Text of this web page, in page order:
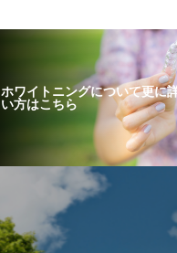
ホワイトニングについて更に
い方はこちら